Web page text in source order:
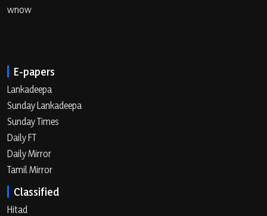
wnow
E-papers
Lankadeepa
Sunday Lankadeepa
Sunday Times
Daily FT
Daily Mirror
Tamil Mirror
Classified
Hitad